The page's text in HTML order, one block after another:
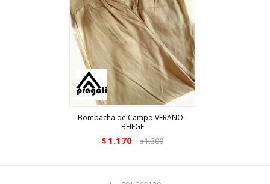
Bombacha de Campo VERANO -
BEIEGE
$ 1.170 $1.300